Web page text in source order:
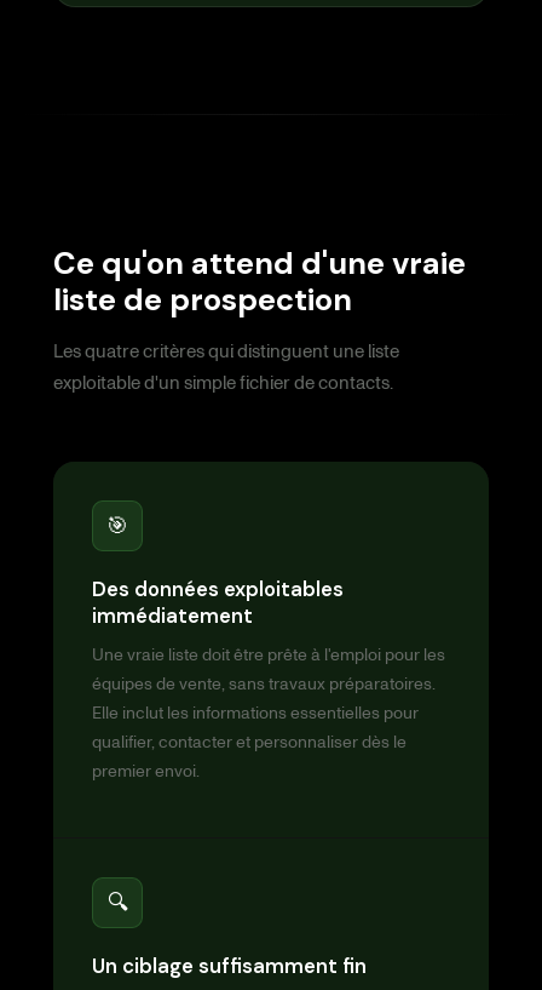
Ce qu'on attend d'une vraie
liste de prospection
Les quatre critères qui distinguent une liste
exploitable d'un simple fichier de contacts.
🎯
Des données exploitables
immédiatement
Une vraie liste doit être prête à l'emploi pour les
équipes de vente, sans travaux préparatoires.
Elle inclut les informations essentielles pour
qualifier, contacter et personnaliser dès le
premier envoi.
🔍
Un ciblage suffisamment fin